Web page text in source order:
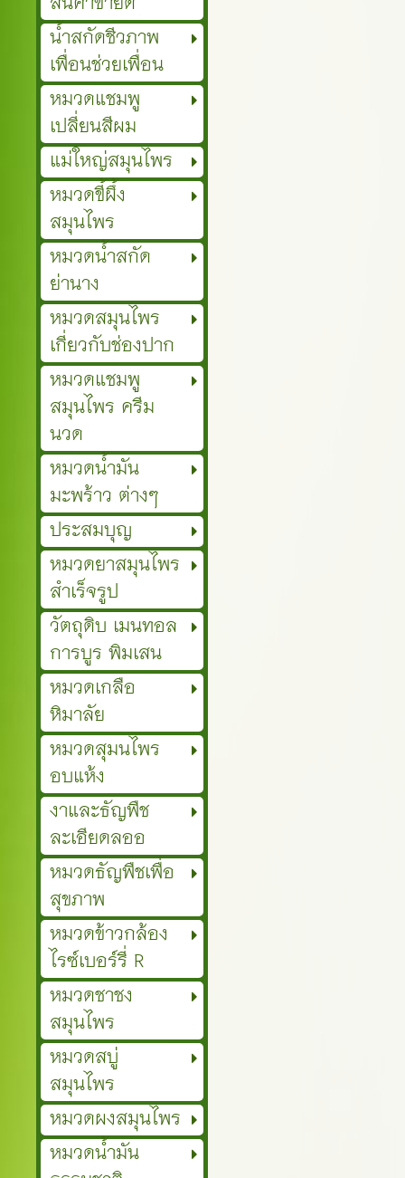
น้ำสกัดชีวภาพ
เพื่อนช่วยเพื่อน
หมวดแชมพู
เปลี่ยนสีผม
แม่ใหญ่สมุนไพร
หมวดขี้ผึ้ง
สมุนไพร
หมวดน้ำสกัด
ย่านาง
หมวดสมุนไพร
เกี่ยวกับช่องปาก
หมวดแชมพู
สมุนไพร ครีม
นวด
หมวดน้ำมัน
มะพร้าว ต่างๆ
ประสมบุญ
หมวดยาสมุนไพร
สำเร็จรูป
วัตถุดิบ เมนทอล
การบูร พิมเสน
หมวดเกลือ
หิมาลัย
หมวดสุมนไพร
อบแห้ง
งาและธัญพืช
ละเอียดลออ
หมวดธัญพืชเพื่อ
สุขภาพ
หมวดข้าวกล้อง
ไรซ์เบอร์รี่ R
หมวดชาชง
สมุนไพร
หมวดสบู่
สมุนไพร
หมวดผงสมุนไพร
หมวดน้ำมัน